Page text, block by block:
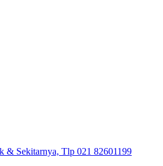
& Sekitarnya, Tlp 021 82601199